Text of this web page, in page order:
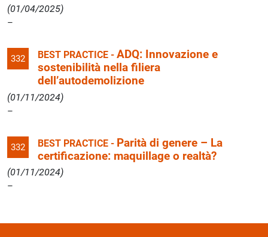
(01/04/2025)
332 BEST PRACTICE - ADQ: Innovazione e
sostenibilità nella filiera
dell’autodemolizione
(01/11/2024)
332 BEST PRACTICE - Parità di genere – La
certificazione: maquillage o realtà?
(01/11/2024)